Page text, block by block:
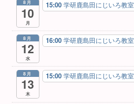
8月
10
月
15:00 学研鹿島田にじいろ教室
8月
12
水
16:00 学研鹿島田にじいろ教室
8月
13
木
15:00 学研鹿島田にじいろ教室